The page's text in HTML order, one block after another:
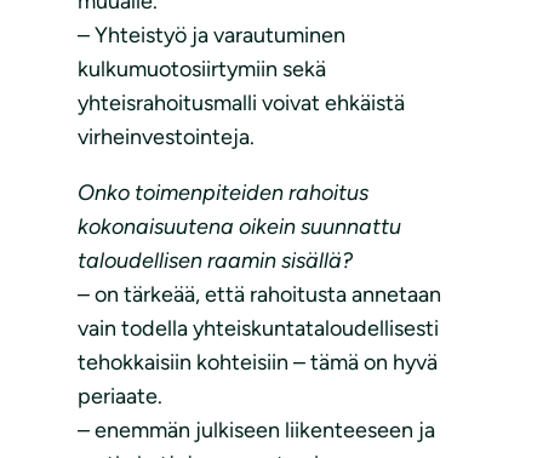
– Yhteistyö ja varautuminen
kulkumuotosiirtymiin sekä
yhteisrahoitusmalli voivat ehkäistä
virheinvestointeja.
Onko toimenpiteiden rahoitus
kokonaisuutena oikein suunnattu
taloudellisen raamin sisällä?
– on tärkeää, että rahoitusta annetaan
vain todella yhteiskuntataloudellisesti
tehokkaisiin kohteisiin – tämä on hyvä
periaate.
– enemmän julkiseen liikenteeseen ja